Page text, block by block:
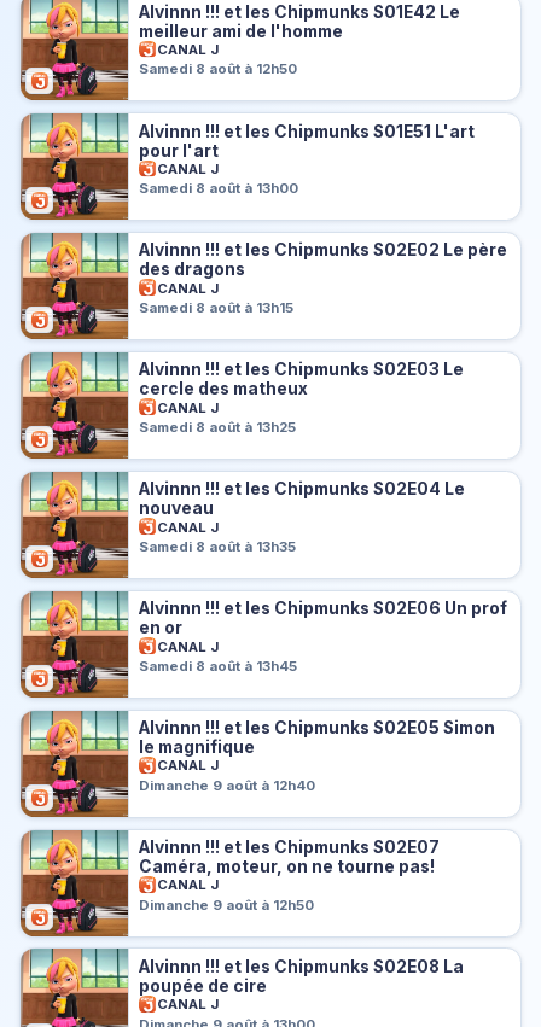
Alvinnn !!! et les Chipmunks S01E42 Le
meilleur ami de l'homme
CANAL J
Samedi 8 août à 12h50
Alvinnn !!! et les Chipmunks S01E51 L'art
pour l'art
CANAL J
Samedi 8 août à 13h00
Alvinnn !!! et les Chipmunks S02E02 Le père
des dragons
CANAL J
Samedi 8 août à 13h15
Alvinnn !!! et les Chipmunks S02E03 Le
cercle des matheux
CANAL J
Samedi 8 août à 13h25
Alvinnn !!! et les Chipmunks S02E04 Le
nouveau
CANAL J
Samedi 8 août à 13h35
Alvinnn !!! et les Chipmunks S02E06 Un prof
en or
CANAL J
Samedi 8 août à 13h45
Alvinnn !!! et les Chipmunks S02E05 Simon
le magnifique
CANAL J
Dimanche 9 août à 12h40
Alvinnn !!! et les Chipmunks S02E07
Caméra, moteur, on ne tourne pas!
CANAL J
Dimanche 9 août à 12h50
Alvinnn !!! et les Chipmunks S02E08 La
poupée de cire
CANAL J